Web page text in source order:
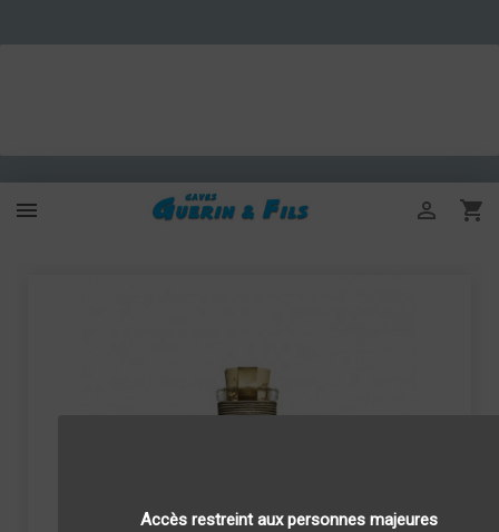
Accès restreint aux personnes majeures
 
